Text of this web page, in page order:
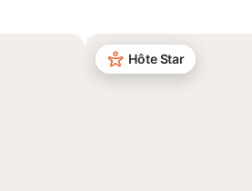
Hôte Star